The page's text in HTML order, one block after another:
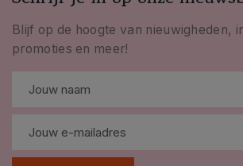
Blijf op de hoogte van nieuwigheden,
promoties en meer!